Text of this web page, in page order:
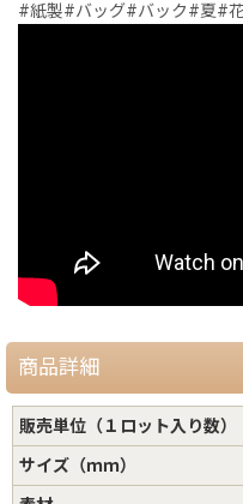
#紙製#バッグ#バック#夏#
商品詳細
販売単位（１ロット入り数）
サイズ（ｍｍ）